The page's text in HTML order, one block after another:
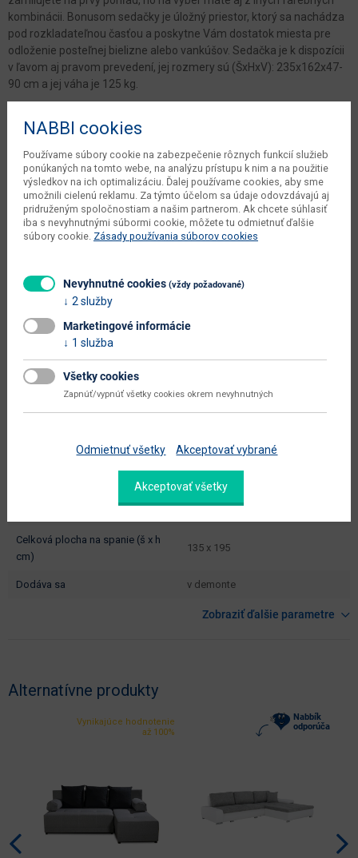
kombinácii. Bonusom sedačky je úložný priestor, ktorý sa nachádza
pod rozkladateľnou časťou a poskytne Vám dostatok miesta pre
odloženie posteľnej bielizne alebo vankúšov. Sedačka je k dispozícii
v ľavom aj pravom prevedení, jej rozmery sú (ŠxHxV): 235x162x47-
90 cm a jej váha je 125 kg.
Parametre
Šírka 235 cm
Hĺbka 162 cm
Výška 72/90 cm
počet balíkov výrobcu 2 ks
váha s obalom výrobcu
typové označenie
výška od - do (cm) 72 - 90
výška sedadla (cm) 47
šírka plochy na spanie (cm) 135
celková plocha na spanie (š x h
cm)
135 x 195
dodáva sa v demonte
Zobraziť ďalšie parametre
Alternatívne produkty
Vynikajúce hodnotenie
až 100%
Nabbík
odporúča
NABBI cookies
Používame súbory cookie na zabezpečenie rôznych funkcií služieb
ponúkaných na tomto webe, na analýzu prístupu k nim a na použitie
výsledkov na ich optimalizáciu. Ďalej používame cookies, aby sme
umožnili cielenú reklamu. Za týmto účelom sa údaje odovzdávajú aj
pridruženým spoločnostiam a našim partnerom. Ak chcete súhlasiť
iba s nevyhnutnými súbormi cookie, môžete tu odmietnuť ďalšie
súbory cookie. Zásady používania súborov cookies
Nevyhnutné cookies (vždy požadované)
2 služby
Marketingové informácie
1 služba
Všetky cookies
Zapnúť/vypnúť všetky cookies okrem nevyhnutných
Odmietnuť všetky Akceptovať vybrané
Akceptovať všetky